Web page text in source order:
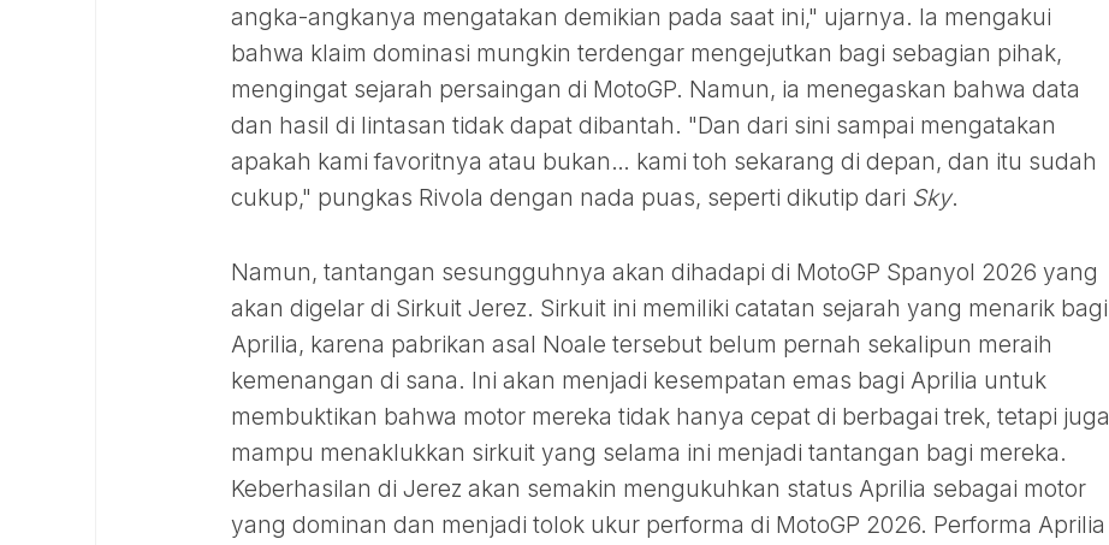
angka-angkanya mengatakan demikian pada saat ini," ujarnya. Ia mengakui
bahwa klaim dominasi mungkin terdengar mengejutkan bagi sebagian pihak,
mengingat sejarah persaingan di MotoGP. Namun, ia menegaskan bahwa data
dan hasil di lintasan tidak dapat dibantah. "Dan dari sini sampai mengatakan
apakah kami favoritnya atau bukan… kami toh sekarang di depan, dan itu sudah
cukup," pungkas Rivola dengan nada puas, seperti dikutip dari Sky.
Namun, tantangan sesungguhnya akan dihadapi di MotoGP Spanyol 2026 yang
akan digelar di Sirkuit Jerez. Sirkuit ini memiliki catatan sejarah yang menarik bagi
Aprilia, karena pabrikan asal Noale tersebut belum pernah sekalipun meraih
kemenangan di sana. Ini akan menjadi kesempatan emas bagi Aprilia untuk
membuktikan bahwa motor mereka tidak hanya cepat di berbagai trek, tetapi juga
mampu menaklukkan sirkuit yang selama ini menjadi tantangan bagi mereka.
Keberhasilan di Jerez akan semakin mengukuhkan status Aprilia sebagai motor
yang dominan dan menjadi tolok ukur performa di MotoGP 2026. Performa Aprilia